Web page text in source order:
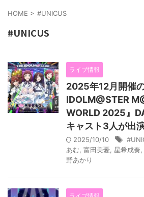
HOME > #UNICUS
#UNICUS
ライブ情報
2025年12月開催
IDOLM@STER
WORLD 2025』
キャスト3人が出
2025/10/10
あむ 富田美憂 星希成奏
野あかり